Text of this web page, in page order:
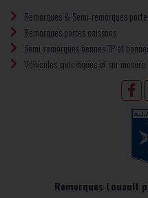
Remorques & Semi-remorques
Remorques portes caissons
Semi-remorques bennes TP et
Véhicules spécifiques et sur mesure.
Remorques Louault